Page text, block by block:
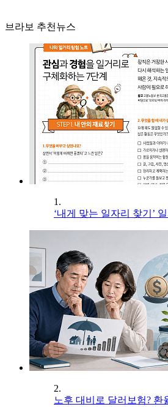
브라보 추천뉴스
1.
‘내게 맞는 일자리 찾기’
2.
노후 대비로 달러보험? 환